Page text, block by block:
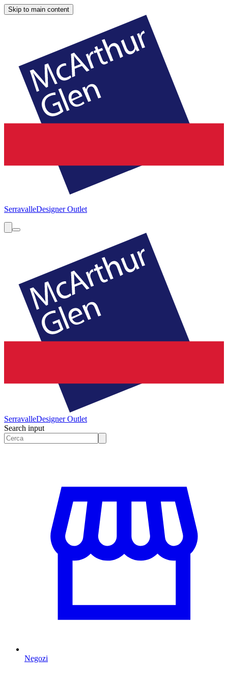
Skip to main content
SerravalleDesigner Outlet
SerravalleDesigner Outlet
Search input
Negozi